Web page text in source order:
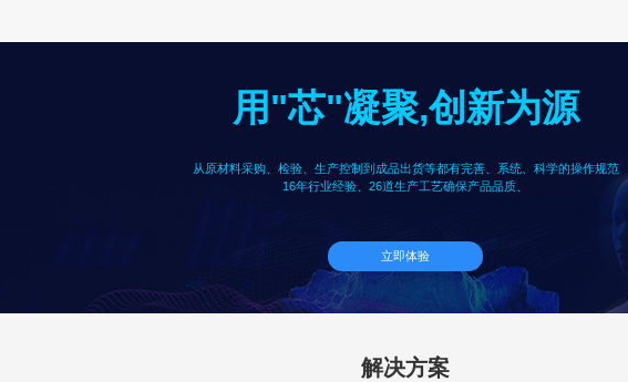
用"芯"凝聚,创新为源
从原材料采购、检验、生产控制到成品出货等都有完善、系统、科学的操作规范
16年行业经验、26道生产工艺确保产品品质、
立即体验
解决方案